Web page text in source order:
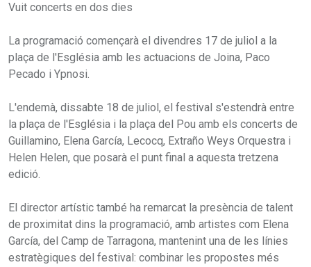
Vuit concerts en dos dies
La programació començarà el divendres 17 de juliol a la
plaça de l'Església amb les actuacions de Joina, Paco
Pecado i Ypnosi.
L'endemà, dissabte 18 de juliol, el festival s'estendrà entre
la plaça de l'Església i la plaça del Pou amb els concerts de
Guillamino, Elena García, Lecocq, Extraño Weys Orquestra i
Helen Helen, que posarà el punt final a aquesta tretzena
edició.
El director artístic també ha remarcat la presència de talent
de proximitat dins la programació, amb artistes com Elena
García, del Camp de Tarragona, mantenint una de les línies
estratègiques del festival: combinar les propostes més